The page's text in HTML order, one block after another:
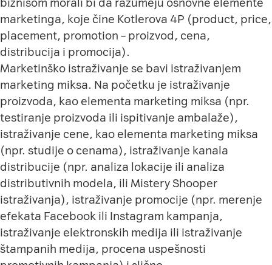
marketinga, koje čine Kotlerova 4P (product, price,
placement, promotion – proizvod, cena,
distribucija i promocija).
Marketinško istraživanje se bavi istraživanjem
marketing miksa. Na početku je istraživanje
proizvoda, kao elementa marketing miksa (npr.
testiranje proizvoda ili ispitivanje ambalaže),
istraživanje cene, kao elementa marketing miksa
(npr. studije o cenama), istraživanje kanala
distribucije (npr. analiza lokacije ili analiza
distributivnih modela, ili Mistery Shooper
istraživanja), istraživanje promocije (npr. merenje
efekata Facebook ili Instagram kampanja,
istraživanje elektronskih medija ili istraživanje
štampanih medija, procena uspešnosti